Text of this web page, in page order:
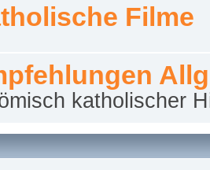
Filme
katholischer